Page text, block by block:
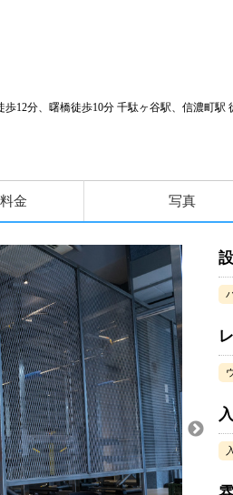
12分、曙橋徒歩10分 千駄ヶ谷駅、信濃町駅
金 写真